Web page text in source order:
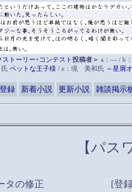
トーリー･コンテスト投稿者＞ a：― / b
ペットな王子様 / e：境 美和氏 ～星屑
録 新着小説 更新小説 雑談掲示
【パス
タの修正
[登